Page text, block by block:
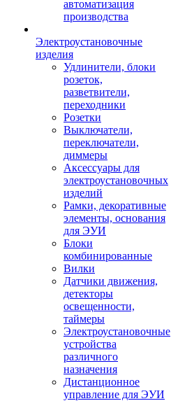
автоматизация
производства
Электроустановочные
изделия
Удлинители, блоки
розеток,
разветвители,
переходники
Розетки
Выключатели,
переключатели,
диммеры
Аксессуары для
электроустановочных
изделий
Рамки, декоративные
элементы, основания
для ЭУИ
Блоки
комбинированные
Вилки
Датчики движения,
детекторы
освещенности,
таймеры
Электроустановочные
устройства
различного
назначения
Дистанционное
управление для ЭУИ